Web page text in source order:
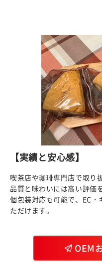
【実績と安心感】
喫茶店や珈琲専門店で取り
品質と味わいには高い評価
個包装対応も可能で、EC
ただけます。
OEM